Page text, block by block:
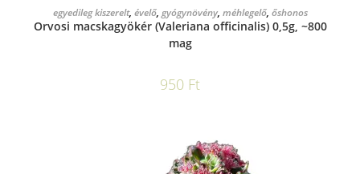
KOSÁRBA TESZEM
egyedileg kiszerelt, évelő, gyógynövény, méhlegelő, őshonos
Orvosi macskagyökér (Valeriana officinalis) 0,5g, ~800
mag
950 Ft